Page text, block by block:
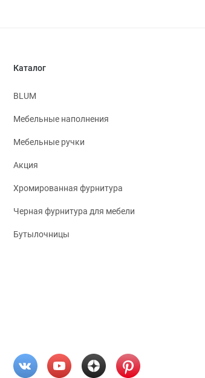
Каталог
BLUM
Мебельные наполнения
Мебельные ручки
Акция
Хромированная фурнитура
Черная фурнитура для мебели
Бутылочницы